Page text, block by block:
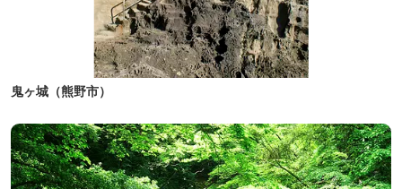
鬼ヶ城（熊野市）